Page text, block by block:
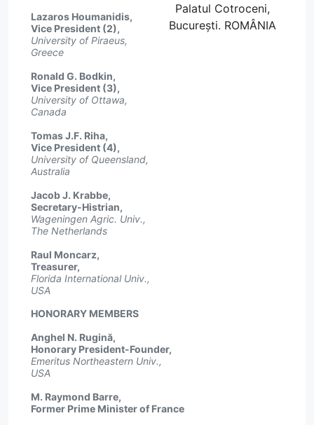
Lazaros Houmanidis,
Vice President (2),
University of Piraeus,
Greece
Ronald G. Bodkin,
Vice President (3),
University of Ottawa,
Canada
Tomas J.F. Riha,
Vice President (4),
University of Queensland,
Australia
Jacob J. Krabbe,
Secretary-Histrian,
Wageningen Agric. Univ.,
The Netherlands
Raul Moncarz,
Treasurer,
Florida International Univ.,
USA
Palatul Cotroceni,
București. ROMÂNIA
HONORARY MEMBERS
Anghel N. Rugină,
Honorary President-Founder,
Emeritus Northeastern Univ.,
USA
M. Raymond Barre,
Former Prime Minister of France